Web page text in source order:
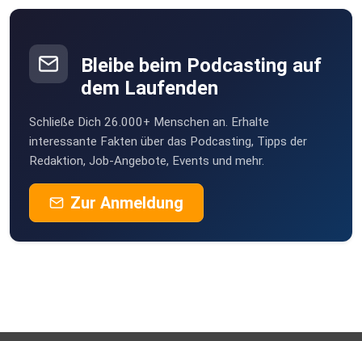
Bleibe beim Podcasting auf
dem Laufenden
Schließe Dich 26.000+ Menschen an. Erhalte
interessante Fakten über das Podcasting, Tipps der
Redaktion, Job-Angebote, Events und mehr.
Zur Anmeldung